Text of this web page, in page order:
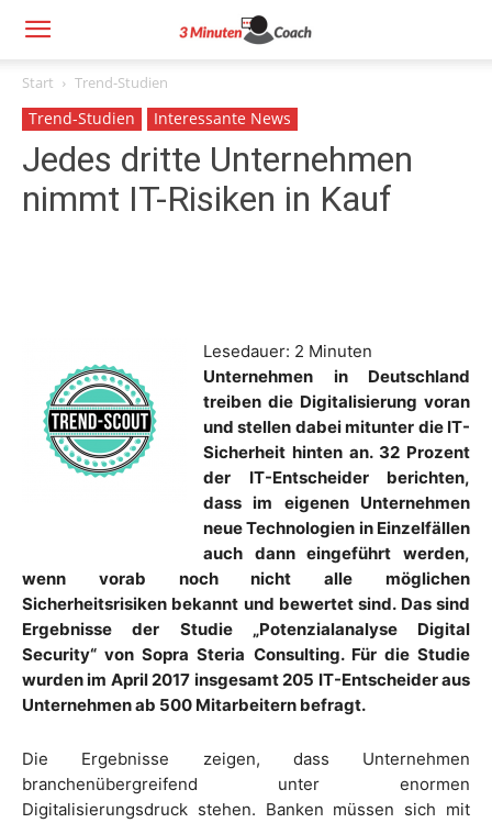
Start Trend-Studien
Trend-Studien Interessante News
Jedes dritte Unternehmen
nimmt IT-Risiken in Kauf
Lesedauer: 2 Minuten
Unternehmen in Deutschland
treiben die Digitalisierung voran
und stellen dabei mitunter die IT-
Sicherheit hinten an. 32 Prozent
der IT-Entscheider berichten,
dass im eigenen Unternehmen
neue Technologien in Einzelfällen
auch dann eingeführt werden,
wenn vorab noch nicht alle möglichen
Sicherheitsrisiken bekannt und bewertet sind. Das sind
Ergebnisse der Studie „Potenzialanalyse Digital
Security“ von Sopra Steria Consulting. Für die Studie
wurden im April 2017 insgesamt 205 IT-Entscheider aus
Unternehmen ab 500 Mitarbeitern befragt.
Die Ergebnisse zeigen, dass Unternehmen
branchenübergreifend unter enormen
Digitalisierungsdruck stehen. Banken müssen sich mit